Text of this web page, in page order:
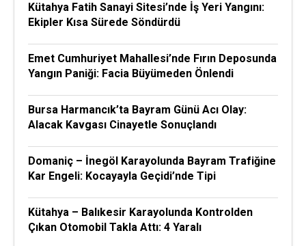
Kütahya Fatih Sanayi Sitesi’nde İş Yeri Yangını:
Ekipler Kısa Sürede Söndürdü
Emet Cumhuriyet Mahallesi’nde Fırın Deposunda
Yangın Paniği: Facia Büyümeden Önlendi
Bursa Harmancık’ta Bayram Günü Acı Olay:
Alacak Kavgası Cinayetle Sonuçlandı
Domaniç – İnegöl Karayolunda Bayram Trafiğine
Kar Engeli: Kocayayla Geçidi’nde Tipi
Kütahya – Balıkesir Karayolunda Kontrolden
Çıkan Otomobil Takla Attı: 4 Yaralı